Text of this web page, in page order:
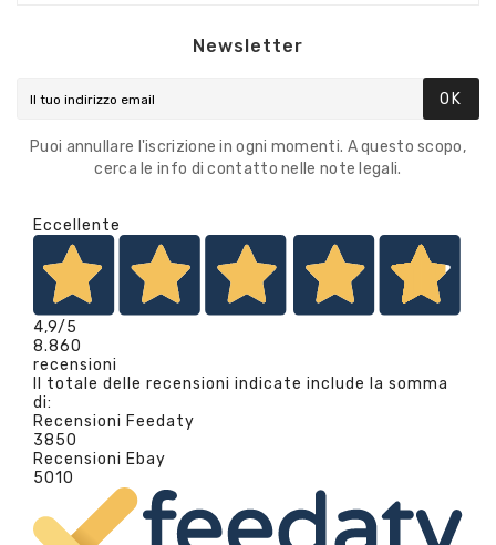
Newsletter
OK
Puoi annullare l'iscrizione in ogni momenti. A questo scopo,
cerca le info di contatto nelle note legali.
Eccellente
4,9/5
8.860
recensioni
Il totale delle recensioni indicate include la somma
di:
Recensioni Feedaty
3850
Recensioni Ebay
5010